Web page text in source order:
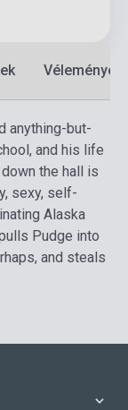
Vélemények
anything-but-
and his life
the hall is
sexy, self-
Alaska
Pudge into
and steals